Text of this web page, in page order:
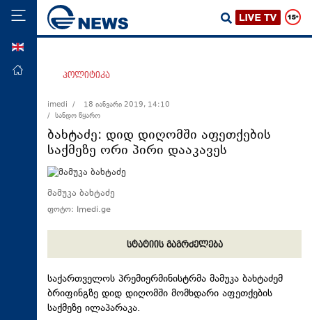
მთავარი
ეკონომიკა
მსოფლიო
სამართალი
თავდაცვა
კულტურა
პოლიტიკა
imedi /
18 იანვარი 2019, 14:10
/ სანდო წყარო
ბახტაძე: დიდ დიღომში აფეთქების
საქმეზე ორი პირი დააკავეს
მამუკა ბახტაძე
ფოტო: Imedi.ge
სტატიის გაგრძელება
საქართველოს პრემიერმინისტრმა მამუკა ბახტაძემ
ბრიფინგზე დიდ დიღომში მომხდარი აფეთქების
საქმეზე ილაპარაკა.